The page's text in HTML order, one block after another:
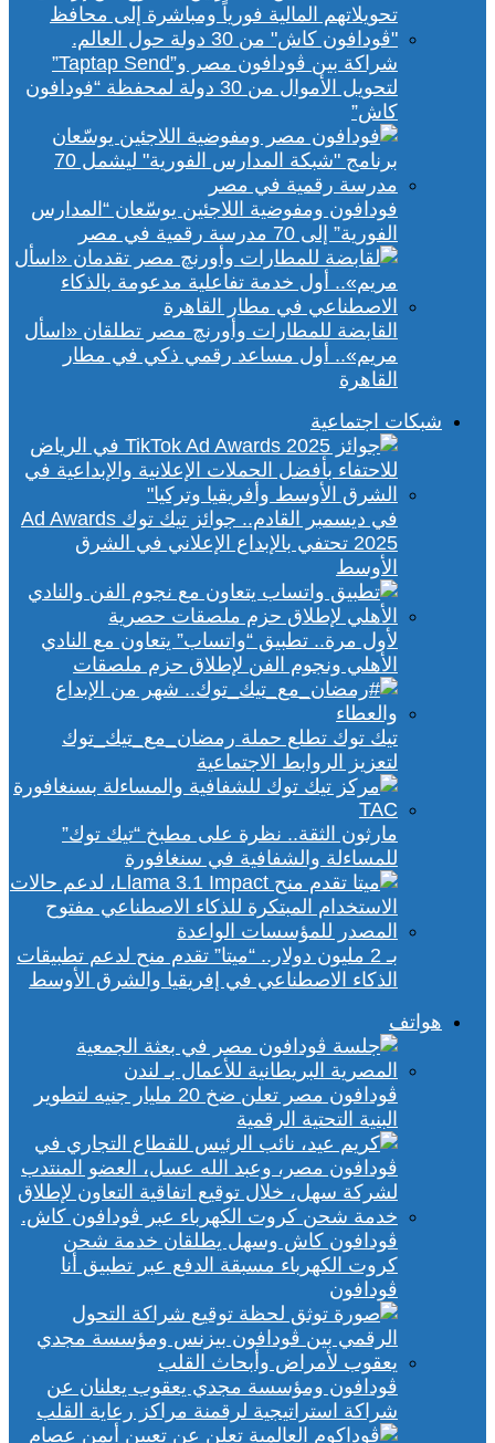
شراكة بين ڤودافون مصر و”Taptap Send”
لتحويل الأموال من 30 دولة لمحفظة “فودافون
كاش”
فودافون ومفوضية اللاجئين يوسّعان “المدارس
الفورية” إلى 70 مدرسة رقمية في مصر
القابضة للمطارات وأورنچ مصر تطلقان «اسأل
مريم».. أول مساعد رقمي ذكي في مطار
القاهرة
شبكات اجتماعية
في ديسمبر القادم.. جوائز تيك توك Ad Awards
2025 تحتفي بالإبداع الإعلاني في الشرق
الأوسط
لأول مرة.. تطبيق “واتساب” يتعاون مع النادي
الأهلي ونجوم الفن لإطلاق حزم ملصقات
تيك توك تطلع حملة رمضان_مع_تيك_توك
لتعزيز الروابط الاجتماعية
مارثون الثقة.. نظرة على مطبخ “تيك توك”
للمساءلة والشفافية في سنغافورة
بـ 2 مليون دولار.. “ميتا” تقدم منح لدعم تطبيقات
الذكاء الاصطناعي في إفريقيا والشرق الأوسط
هواتف
ڤودافون مصر تعلن ضخ 20 مليار جنيه لتطوير
البنية التحتية الرقمية
ڤودافون كاش وسهل يطلقان خدمة شحن
كروت الكهرباء مسبقة الدفع عبر تطبيق أنا
ڤودافون
ڤودافون ومؤسسة مجدي يعقوب يعلنان عن
شراكة استراتيجية لرقمنة مراكز رعاية القلب